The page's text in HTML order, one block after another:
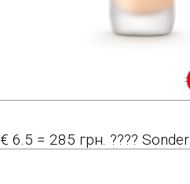
€ 6.5 = 285 грн. ????